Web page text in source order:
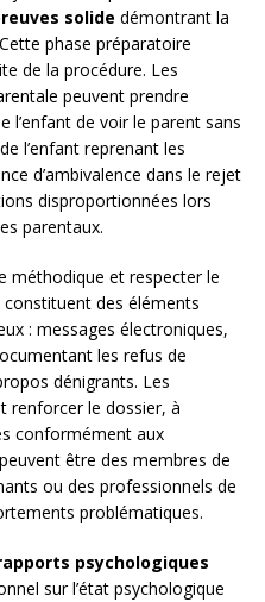
solide démontrant la
phase préparatoire
de la procédure. Les
peuvent prendre
l’enfant de voir le parent sans
l’enfant reprenant les
d’ambivalence dans le rejet
disproportionnées lors
parentaux.
méthodique et respecter le
des éléments
: messages électroniques,
les refus de
dénigrants. Les
renforcer le dossier, à
conformément aux
être des membres de
ou des professionnels de
problématiques.
psychologiques
sur l’état psychologique